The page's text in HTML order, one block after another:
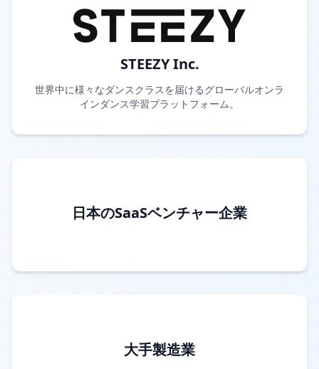
STEEZY Inc.
世界中に様々なダンスクラスを届けるグローバルオンラ
インダンス学習プラットフォーム。
日本のSaaSベンチャー企業
大手製造業